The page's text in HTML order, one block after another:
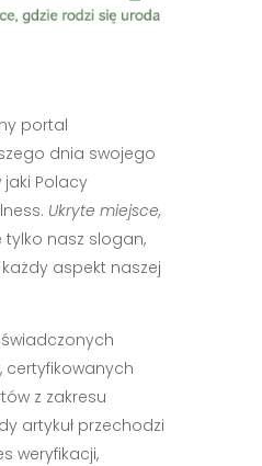
portal
dnia swojego
Polacy
Ukryte miejsce,
nasz slogan,
aspekt naszej
certyfikowanych
z zakresu
artykuł przechodzi
weryfikacji,